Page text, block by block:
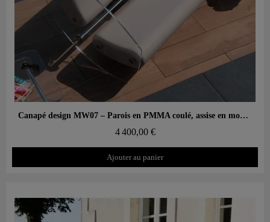
Aperçu rapide Canapé design MW07 – Parois en PMMA coulé, assise en mousse alvéolaire
4 400,00 €
Ajouter au panier